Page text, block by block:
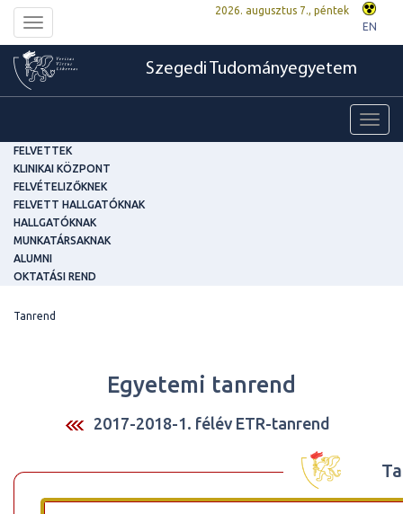
Toggle
navigation
2026. augusztus 7., péntek
EN
Szegedi Tudományegyetem
FELVETTEK
KLINIKAI KÖZPONT
FELVÉTELIZŐKNEK
FELVETT HALLGATÓKNAK
HALLGATÓKNAK
MUNKATÁRSAKNAK
ALUMNI
OKTATÁSI REND
Tanrend
Egyetemi tanrend
2017-2018-1. félév ETR-tanrend